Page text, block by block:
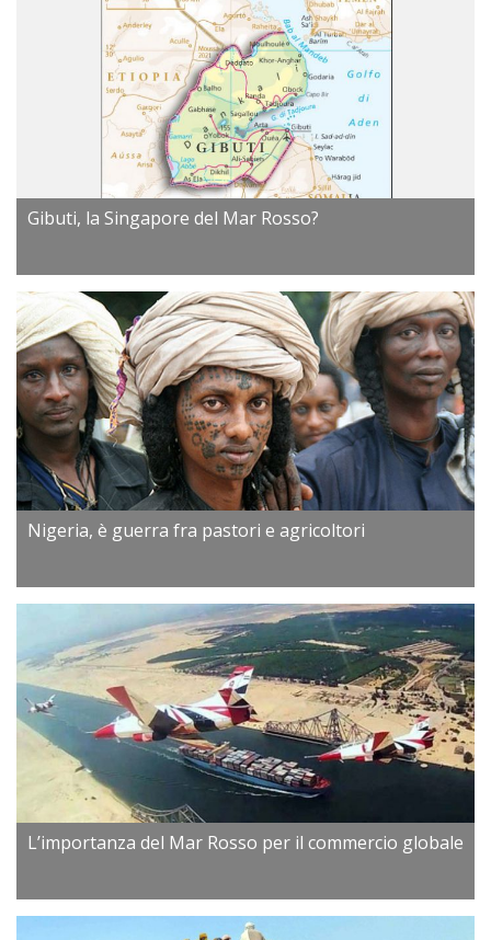
Gibuti, la Singapore del Mar Rosso?
Nigeria, è guerra fra pastori e agricoltori
L’importanza del Mar Rosso per il commercio globale